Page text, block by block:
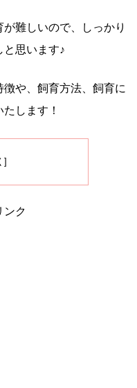
難しいので、しっかり
と思います♪
や、飼育方法、飼育に
します！
ンク